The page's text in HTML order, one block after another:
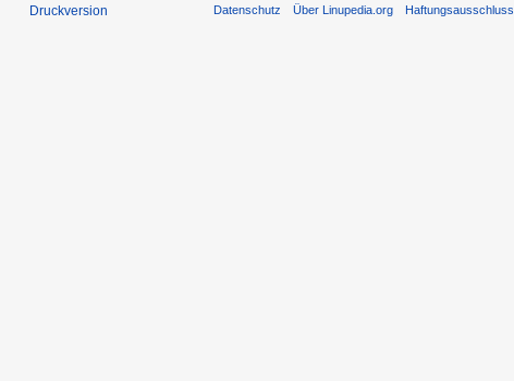
Druckversion
Datenschutz Über Linupedia.org Haftungsausschluss